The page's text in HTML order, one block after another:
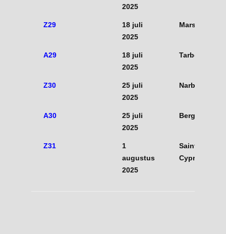
2025
Z29
18 juli
2025
Marseille
A29
18 juli
2025
Tarbes
Z30
25 juli
2025
Narbonne
A30
25 juli
2025
Bergerac
Z31
1
augustus
2025
Saint
Cyprien